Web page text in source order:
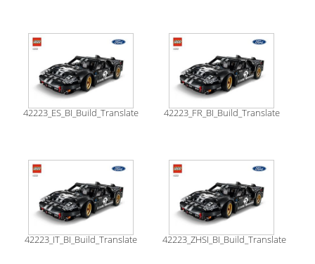
42223_ES_BI_Build_Translate 42223_FR_BI_Build_Translate
42223_IT_BI_Build_Translate 42223_ZHSI_BI_Build_Translate